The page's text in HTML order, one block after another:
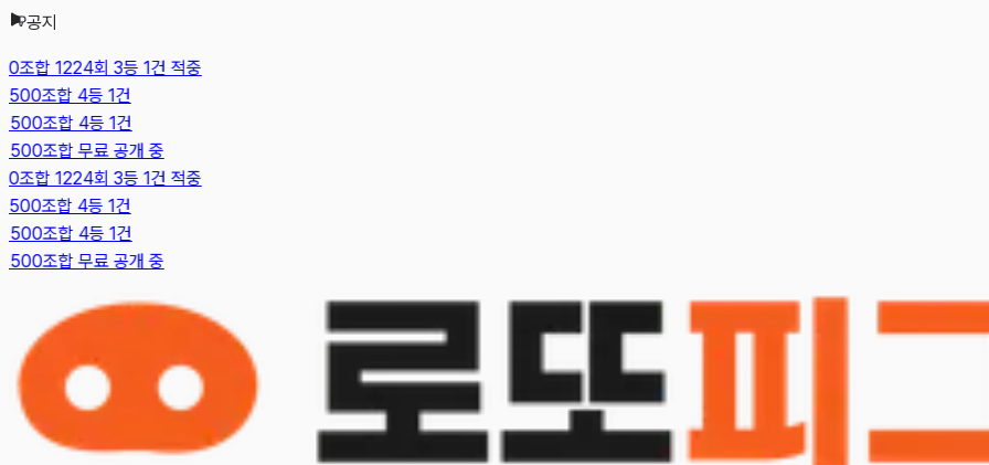
공지
합 1224회 3등 1건 적중
조합 4등 1건
조합 4등 1건
조합 무료 공개 중
합 1224회 3등 1건 적중
조합 4등 1건
조합 4등 1건
조합 무료 공개 중